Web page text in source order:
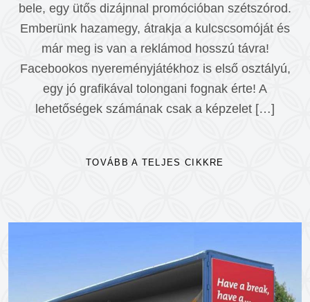
bele, egy ütős dizájnnal promócióban szétszórod.
Emberünk hazamegy, átrakja a kulcscsomóját és
már meg is van a reklámod hosszú távra!
Facebookos nyereményjátékhoz is első osztályú,
egy jó grafikával tolongani fognak érte! A
lehetőségek számának csak a képzelet […]
TOVÁBB A TELJES CIKKRE